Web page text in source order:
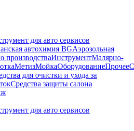
для авто сервисов
автохимия BGАэрозольная
производстваИнструментМалярно-
МетизМойкаОборудованиеПрочее
для очистки и ухода за
Средства защиты салона
для авто сервисов